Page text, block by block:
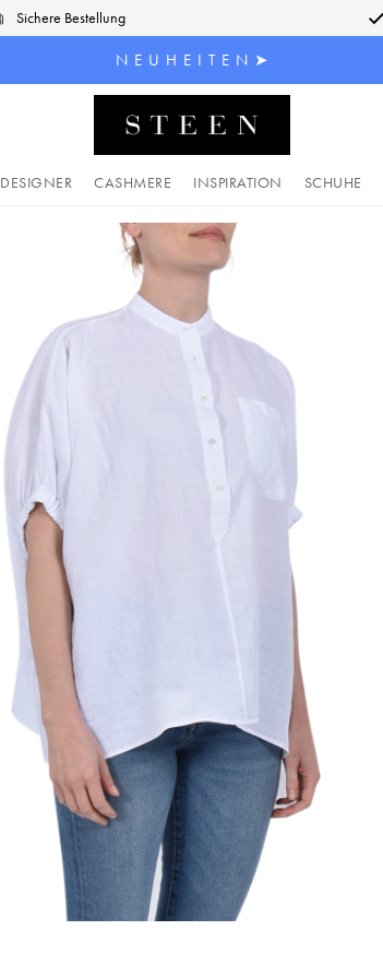
Sichere Bestellung
N E U H E I T E N ➤
DESIGNER CASHMERE INSPIRATION SCHUHE